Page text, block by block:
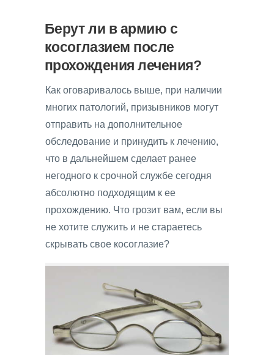
Берут ли в армию с
косоглазием после
прохождения лечения?
Как оговаривалось выше, при наличии
многих патологий, призывников могут
отправить на дополнительное
обследование и принудить к лечению,
что в дальнейшем сделает ранее
негодного к срочной службе сегодня
абсолютно подходящим к ее
прохождению. Что грозит вам, если вы
не хотите служить и не стараетесь
скрывать свое косоглазие?